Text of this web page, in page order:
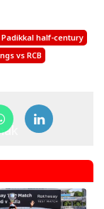
half-century
vs RCB